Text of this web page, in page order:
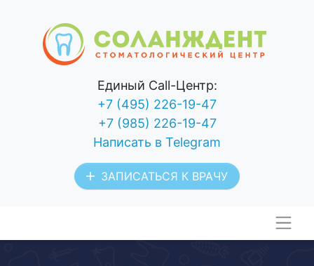
Единый Call-Центр:
+7 (495) 226-19-47
+7 (985) 226-19-47
Написать в Telegram
ЗАПИСАТЬСЯ К ВРАЧУ